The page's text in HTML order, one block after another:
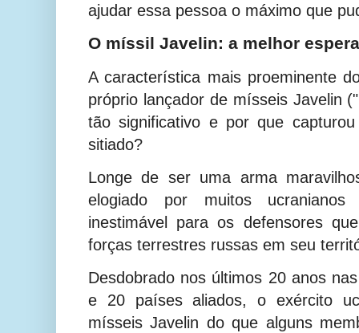
ajudar essa pessoa o máximo que
O míssil Javelin: a melhor
A característica mais proeminente
próprio lançador de mísseis Javelin
tão significativo e por que
sitiado?
Longe de ser uma arma
elogiado por muitos
inestimável para os defensores
forças terrestres russas em seu
Desdobrado nos últimos 20 anos
e 20 países aliados, o exército
mísseis Javelin do que alguns